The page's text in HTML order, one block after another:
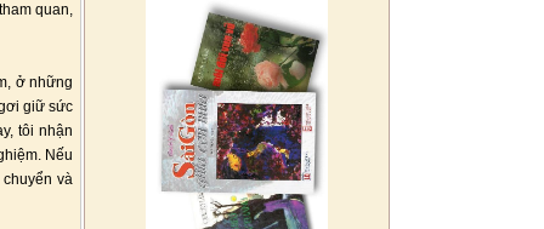
quan,
ở những
giữ sức
tôi nhận
Nếu
và